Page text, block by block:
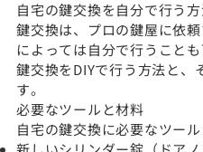
自宅の鍵交換を自分で行う
鍵交換は、プロの鍵屋に依
によっては自分で行うこと
鍵交換をDIYで行う方法と、
す。
必要なツールと材料
自宅の鍵交換に必要なツー